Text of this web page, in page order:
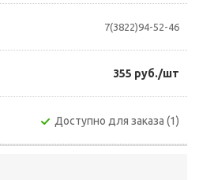
7(3822)94-52-46
355 руб./шт
Доступно для заказа (1)